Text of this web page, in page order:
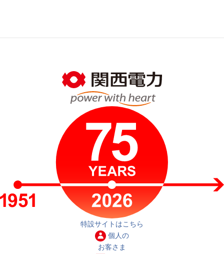
特設サイトはこちら
個人の
お客さま